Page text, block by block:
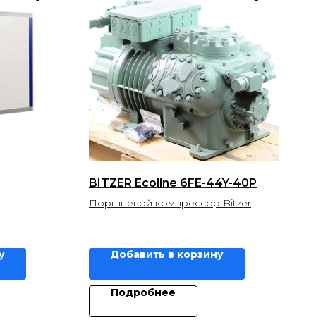
BITZER Ecoline 6FE-44Y-40P
Поршневой компрессор Bitzer
Добавить в корзину
Подробнее